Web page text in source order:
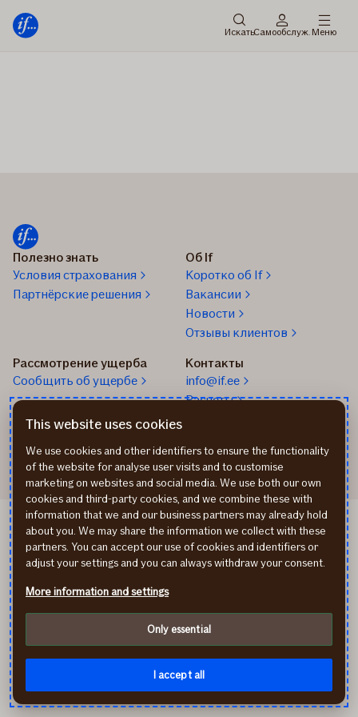
меню
ИскатьCамообслуж. Меню
Полезно знать
Условия страхования
Партнёрские решения
Об If
Коротко об If
Вакансии
Новости
Отзывы клиентов
Рассмотрение ущерба
Cообщить об ущербе
Контакты
info@if.ee
Расчеты
Cookie-файлы (cookies)
Обработка личных данных
In English
facebook
youtube
Bы находитесь на домашней страничке предприятия,
предлагающего финансовую услугу. Перед
заключением договора рекомендуем ознакомиться с
условиями и при необходимости проконсультироваться
со специалистом. © If P&C Insurance AS.
This website uses cookies
We use cookies and other identifiers to ensure the functionality
of the website for analyse user visits and to customise
marketing on websites and social media. We use both our own
cookies and third-party cookies, and we combine these with
information that we and our business partners may already hold
about you. We may share the information we collect with these
partners. You can accept our use of cookies and identifiers or
adjust your settings and you can always withdraw your consent.
More information and settings
Only essential
I accept all